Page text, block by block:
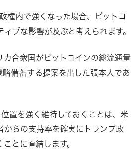
権内で強くなった場合、ビットコ
ブな影響が及ぶと考えられます。
カ合衆国がビットコインの総流通量
備蓄する提案を出した張本人であ
置を強く維持しておくことは、米
からの支持率を確実にトランプ政
とに直結します。